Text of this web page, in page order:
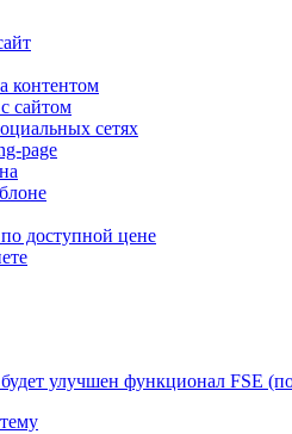
контентом
сайтом
сетях
page
по доступной цене
будет улучшен функционал FSE